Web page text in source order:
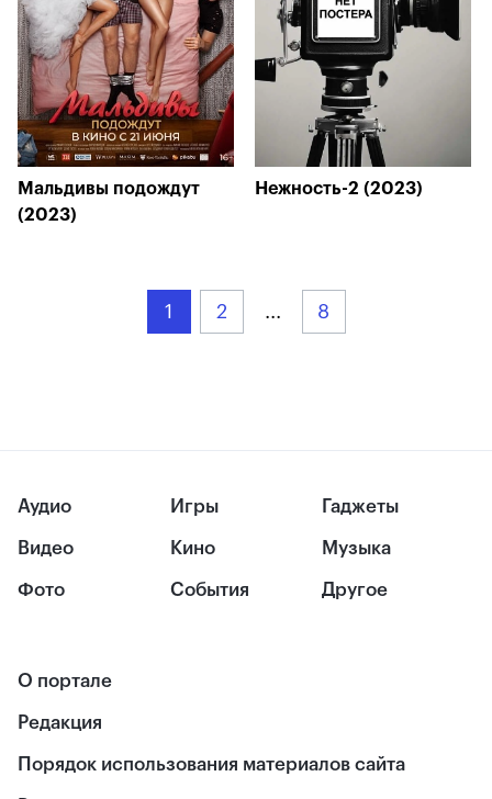
Мальдивы подождут
(2023)
Нежность-2 (2023)
1 2 ... 8
Аудио
Видео
Фото
Игры
Кино
События
Гаджеты
Музыка
Другое
О портале
Редакция
Порядок использования материалов сайта